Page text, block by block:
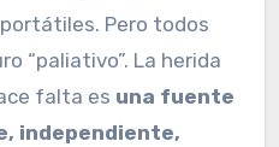
Pero todos
“paliativo”. La herida
falta es una fuente
independiente,